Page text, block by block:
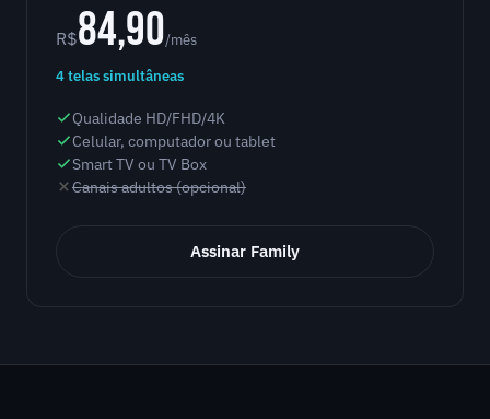
R$84,90/mês
4 telas simultâneas
Qualidade HD/FHD/4K
Celular, computador ou tablet
Smart TV ou TV Box
Canais adultos (opcional)
Assinar Family